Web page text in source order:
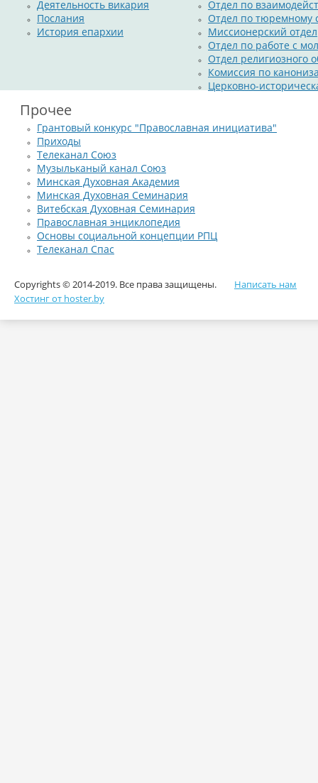
Деятельность викария
Послания
История епархии
Отдел по
Отдел по тюремному
Миссионерский отдел
Отдел по работе с
Отдел религиозного
Комиссия по
Церковно-
Прочее
Грантовый конкурс "Православная инициатива"
Приходы
Телеканал Союз
Музыльканый канал Союз
Минская Духовная Академия
Минская Духовная Семинария
Витебская Духовная Семинария
Православная энциклопедия
Основы социальной концепции РПЦ
Телеканал Спас
Copyrights © 2014-2019. Все права защищены.
Хостинг от hoster.by
Написать нам